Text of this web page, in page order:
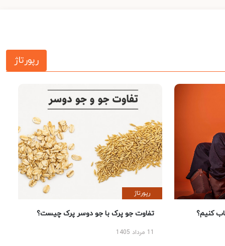
رپورتاژ
کنیم؟
رپورتاژ
تفاوت جو پرک با جو دوسر پرک چیست؟